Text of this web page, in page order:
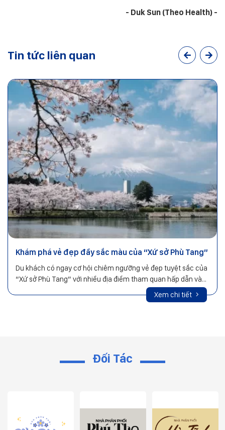
- Duk Sun (Theo Health) -
Tin tức liên quan
Khám phá vẻ đẹp đầy sắc màu của “Xứ sở Phù Tang”
Du khách có ngay cơ hội chiêm ngưỡng vẻ đẹp tuyệt sắc của
“Xứ sở Phù Tang” với nhiều địa điểm tham quan hấp dẫn và
Xem chi tiết
Đối Tác